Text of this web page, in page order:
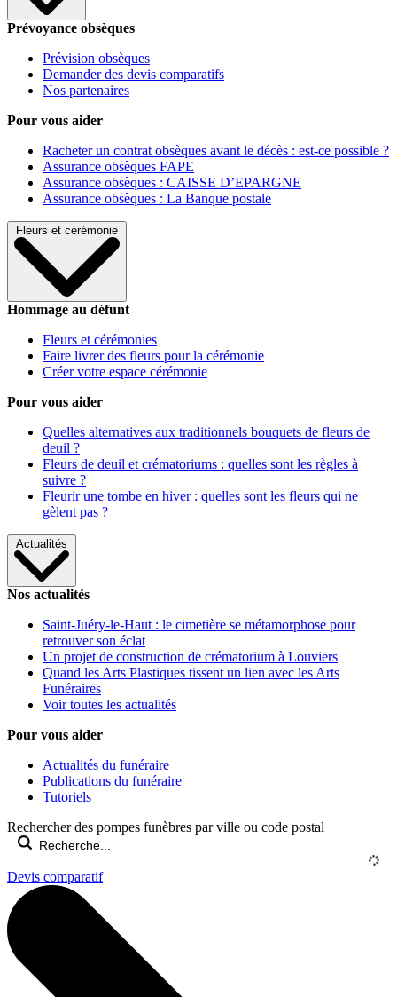
Prévoyance obsèques
Prévision obsèques
Demander des devis comparatifs
Nos partenaires
Pour vous aider
Racheter un contrat obsèques avant le décès : est-ce possible ?
Assurance obsèques FAPE
Assurance obsèques : CAISSE D’EPARGNE
Assurance obsèques : La Banque postale
Fleurs et cérémonie
Hommage au défunt
Fleurs et cérémonies
Faire livrer des fleurs pour la cérémonie
Créer votre espace cérémonie
Pour vous aider
Quelles alternatives aux traditionnels bouquets de fleurs de
deuil ?
Fleurs de deuil et crématoriums : quelles sont les règles à
suivre ?
Fleurir une tombe en hiver : quelles sont les fleurs qui ne
gèlent pas ?
Actualités
Nos actualités
Saint-Juéry-le-Haut : le cimetière se métamorphose pour
retrouver son éclat
Un projet de construction de crématorium à Louviers
Quand les Arts Plastiques tissent un lien avec les Arts
Funéraires
Voir toutes les actualités
Pour vous aider
Actualités du funéraire
Publications du funéraire
Tutoriels
Rechercher des pompes funèbres par ville ou code postal
Devis comparatif